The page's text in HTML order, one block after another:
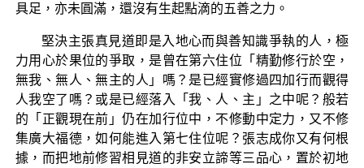
具足，亦未圓滿，還沒有生起點滴的五善之力。
堅決主張真見道即是入地心而與善知識爭執的人，極
力用心於果位的爭取，是曾在第六住位「精勤修行於空，
無我、無人、無主的人」嗎？是已經實修過四加行而觀得
人我空了嗎？或是已經落入「我、人、主」之中呢？般若
的「正觀現在前」仍在加行位中，不修動中定力，又不修
集廣大福德，如何能進入第七住位呢？張志成你又有何根
據，而把地前修習相見道的非安立諦等三品心，置於初地